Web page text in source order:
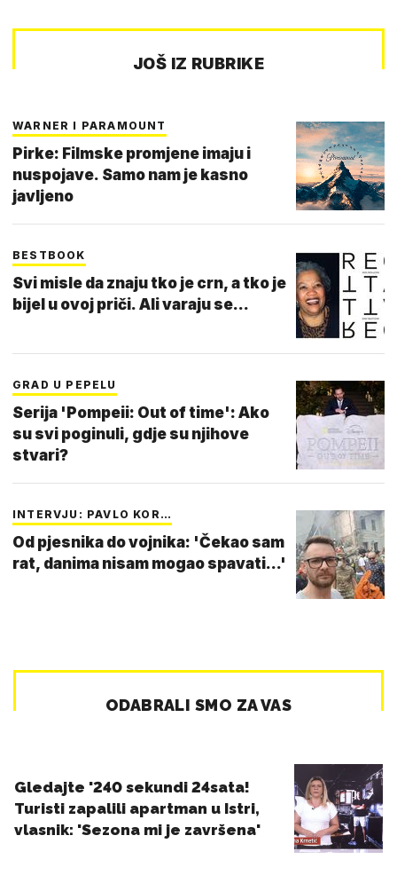
JOŠ IZ RUBRIKE
WARNER I PARAMOUNT
Pirke: Filmske promjene imaju i
nuspojave. Samo nam je kasno
javljeno
BESTBOOK
Svi misle da znaju tko je crn, a tko je
bijel u ovoj priči. Ali varaju se...
GRAD U PEPELU
Serija 'Pompeii: Out of time': Ako
su svi poginuli, gdje su njihove
stvari?
INTERVJU: PAVLO KOR…
Od pjesnika do vojnika: 'Čekao sam
rat, danima nisam mogao spavati...'